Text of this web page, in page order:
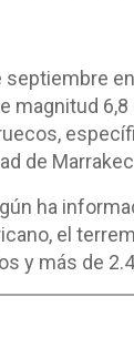
septiembre
magnitud 6,8
de
ha
el
y más de